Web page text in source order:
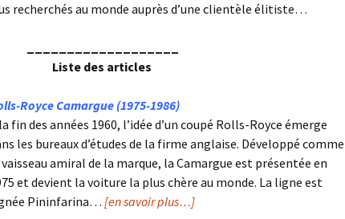
recherchés au monde auprès d’une clientèle élitiste…
Liste des articles
Royce Camargue (1975-1986)
fin des années 1960, l’idée d’un coupé Rolls-Royce émerge
les bureaux d’études de la firme anglaise. Développé comme
amiral de la marque, la Camargue est présentée en
et devient la voiture la plus chère au monde. La ligne est
Pininfarina… [en savoir plus…]